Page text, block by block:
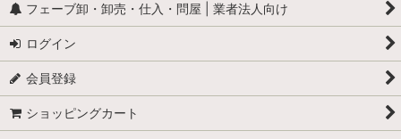
アジア
ブラジル
オーストラリア
フェーブ卸・卸売・仕入・問屋 | 業者法人向け
ログイン
会員登録
ショッピングカート